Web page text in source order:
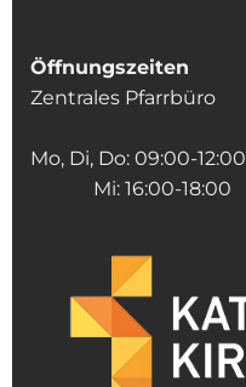
Öffnungszeiten
Zentrales Pfarrbüro
Mo, Di, Do: 09:00-12:00
Mi: 16:00-18:00